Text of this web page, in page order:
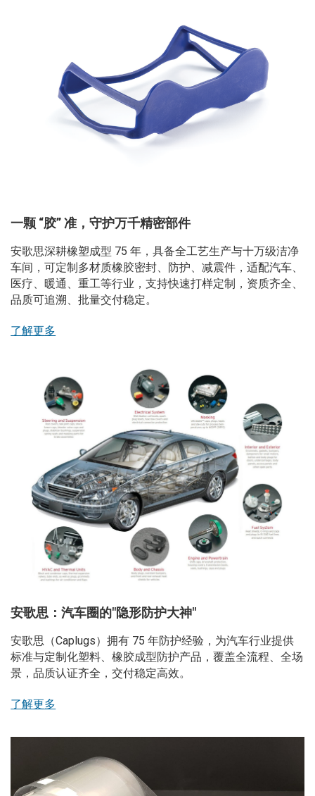
一颗 “胶” 准，守护万千精密部件
安歌思深耕橡塑成型 75 年，具备全工艺生产与十万级洁净
车间，可定制多材质橡胶密封、防护、减震件，适配汽车、
医疗、暖通、重工等行业，支持快速打样定制，资质齐全、
品质可追溯、批量交付稳定。
了解更多
安歌思：汽车圈的"隐形防护大神"
安歌思（Caplugs）拥有 75 年防护经验，为汽车行业提供
标准与定制化塑料、橡胶成型防护产品，覆盖全流程、全场
景，品质认证齐全，交付稳定高效。
了解更多